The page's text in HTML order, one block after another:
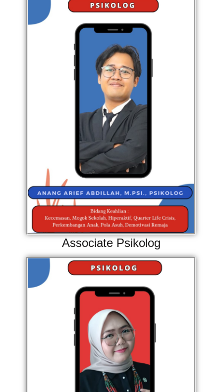
Associate Psikolog